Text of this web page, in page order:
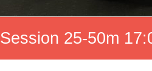
Session 25-50m